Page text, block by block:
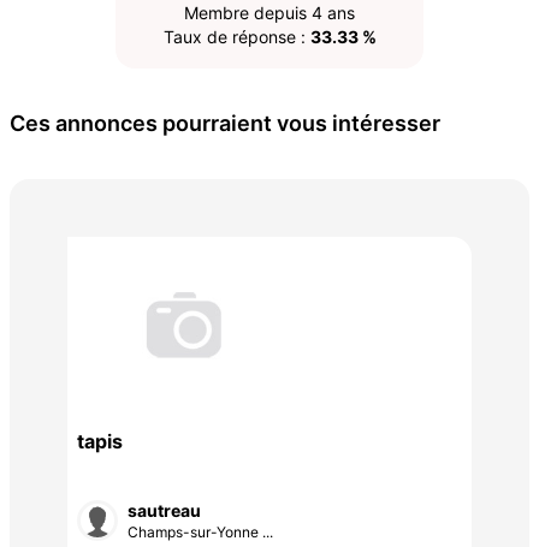
Membre depuis 4 ans
Taux de réponse : 33.33 %
Ces annonces pourraient vous intéresser
tapis
sautreau
Champs-sur-Yonne ...